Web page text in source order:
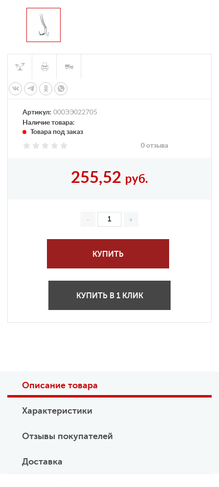
Артикул: 000ЭЭ022705
Наличие товара:
Товара под заказ
0 отзыва
255,52 руб.
КУПИТЬ
КУПИТЬ В 1 КЛИК
Описание товара
Характеристики
Отзывы покупателей
Доставка